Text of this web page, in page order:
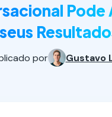
Pode
seus
por Gustavo